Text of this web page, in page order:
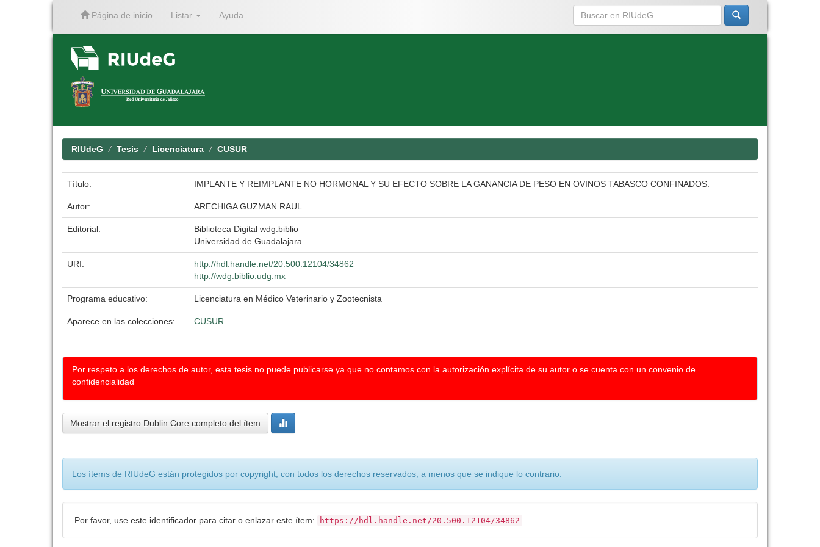
Página de inicio Listar Ayuda
RIUdeG Tesis Licenciatura CUSUR
Título: IMPLANTE Y REIMPLANTE NO HORMONAL Y SU EFECTO SOBRE LA GANANCIA DE PESO EN OVINOS TABASCO CONFINADOS.
Autor: ARECHIGA GUZMAN RAUL.
Editorial:
Biblioteca Digital wdg.biblio
Universidad de Guadalajara
URI:
http://hdl.handle.net/20.500.12104/34862
http://wdg.biblio.udg.mx
Programa educativo: Licenciatura en Médico Veterinario y Zootecnista
Aparece en las colecciones: CUSUR
Por respeto a los derechos de autor, esta tesis no puede publicarse ya que no contamos con la autorización explícita de su autor o se cuenta con un convenio de
confidencialidad
Mostrar el registro Dublin Core completo del ítem
Los ítems de RIUdeG están protegidos por copyright, con todos los derechos reservados, a menos que se indique lo contrario.
Por favor, use este identificador para citar o enlazar este ítem: https://hdl.handle.net/20.500.12104/34862